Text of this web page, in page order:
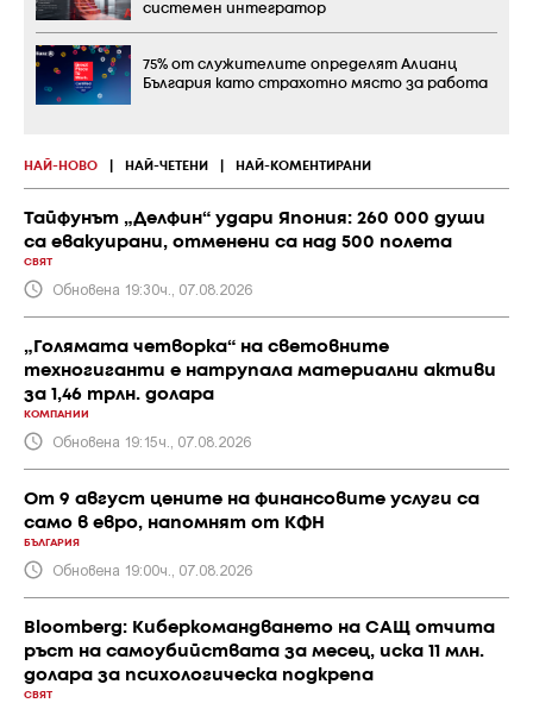
НАЙ-НОВО НАЙ-ЧЕТЕНИ НАЙ-КОМЕНТИРАНИ
Тайфунът „Делфин“ удари Япония: 260 000 души
са евакуирани, отменени са над 500 полета
СВЯТ
Обновена 19:30ч., 07.08.2026
„Голямата четворка“ на световните
техногиганти е натрупала материални активи
за 1,46 трлн. долара
КОМПАНИИ
Обновена 19:15ч., 07.08.2026
От 9 август цените на финансовите услуги са
само в евро, напомнят от КФН
БЪЛГАРИЯ
Обновена 19:00ч., 07.08.2026
Bloomberg: Киберкомандването на САЩ отчита
ръст на самоубийствата за месец, иска 11 млн.
долара за психологическа подкрепа
СВЯТ
системен интегратор
75% от служителите определят Алианц
България като страхотно място за работа